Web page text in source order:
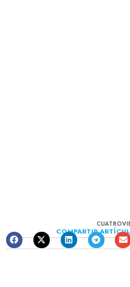
COMPARTIR